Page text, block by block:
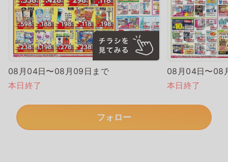
08月04日〜08月09日まで
本日終了
08月04日〜08
本日終了
フォロー